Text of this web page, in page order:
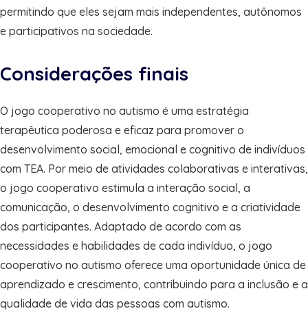
permitindo que eles sejam mais independentes, autônomos
e participativos na sociedade.
Considerações finais
O jogo cooperativo no autismo é uma estratégia
terapêutica poderosa e eficaz para promover o
desenvolvimento social, emocional e cognitivo de indivíduos
com TEA. Por meio de atividades colaborativas e interativas,
o jogo cooperativo estimula a interação social, a
comunicação, o desenvolvimento cognitivo e a criatividade
dos participantes. Adaptado de acordo com as
necessidades e habilidades de cada indivíduo, o jogo
cooperativo no autismo oferece uma oportunidade única de
aprendizado e crescimento, contribuindo para a inclusão e a
qualidade de vida das pessoas com autismo.